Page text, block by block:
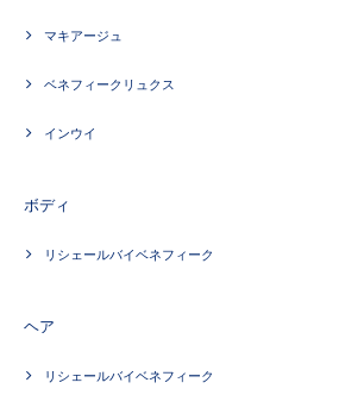
マキアージュ
ベネフィークリュクス
インウイ
ボディ
リシェールバイベネフィーク
ヘア
リシェールバイベネフィーク